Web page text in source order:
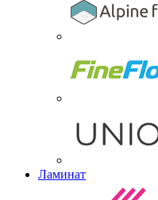
Ламинат